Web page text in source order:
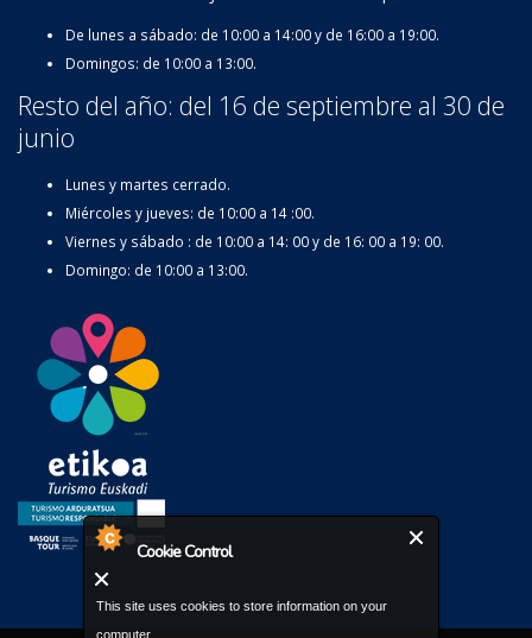
Cookie Control
This site uses cookies to store information on your
computer.
De lunes a sábado: de 10:00 a 14:00 y de 16:00 a 19:00.
Domingos: de 10:00 a 13:00.
Resto del año: del 16 de septiembre al 30 de
junio
Lunes y martes cerrado.
Miércoles y jueves: de 10:00 a 14 :00.
Viernes y sábado : de 10:00 a 14: 00 y de 16: 00 a 19: 00.
Domingo: de 10:00 a 13:00.